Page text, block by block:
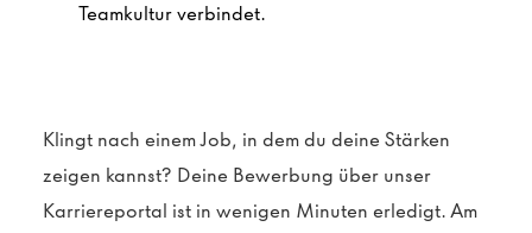
Teamkultur verbindet.
Klingt nach einem Job, in dem du deine Stärken
zeigen kannst? Deine Bewerbung über unser
Karriereportal ist in wenigen Minuten erledigt. Am